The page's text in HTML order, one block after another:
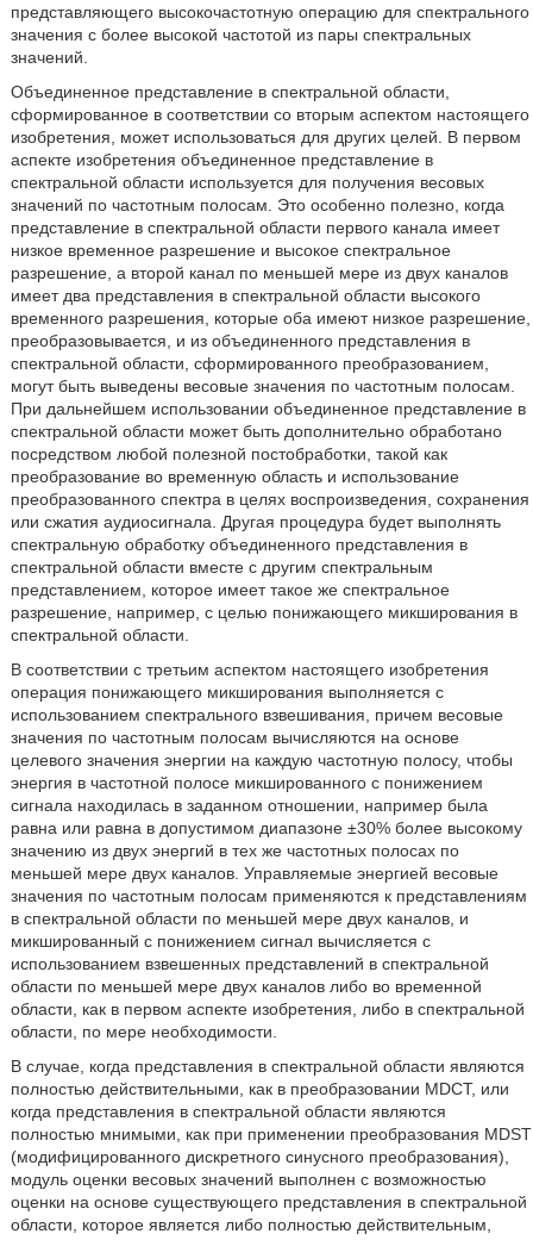
представляющего высокочастотную операцию для спектрального
значения с более высокой частотой из пары спектральных
значений.
Объединенное представление в спектральной области,
сформированное в соответствии со вторым аспектом настоящего
изобретения, может использоваться для других целей. В первом
аспекте изобретения объединенное представление в
спектральной области используется для получения весовых
значений по частотным полосам. Это особенно полезно, когда
представление в спектральной области первого канала имеет
низкое временное разрешение и высокое спектральное
разрешение, а второй канал по меньшей мере из двух каналов
имеет два представления в спектральной области высокого
временного разрешения, которые оба имеют низкое разрешение,
преобразовывается, и из объединенного представления в
спектральной области, сформированного преобразованием,
могут быть выведены весовые значения по частотным полосам.
При дальнейшем использовании объединенное представление в
спектральной области может быть дополнительно обработано
посредством любой полезной постобработки, такой как
преобразование во временную область и использование
преобразованного спектра в целях воспроизведения, сохранения
или сжатия аудиосигнала. Другая процедура будет выполнять
спектральную обработку объединенного представления в
спектральной области вместе с другим спектральным
представлением, которое имеет такое же спектральное
разрешение, например, с целью понижающего микширования в
спектральной области.
В соответствии с третьим аспектом настоящего изобретения
операция понижающего микширования выполняется с
использованием спектрального взвешивания, причем весовые
значения по частотным полосам вычисляются на основе
целевого значения энергии на каждую частотную полосу, чтобы
энергия в частотной полосе микшированного с понижением
сигнала находилась в заданном отношении, например была
равна или равна в допустимом диапазоне ±30% более высокому
значению из двух энергий в тех же частотных полосах по
меньшей мере двух каналов. Управляемые энергией весовые
значения по частотным полосам применяются к представлениям
в спектральной области по меньшей мере двух каналов, и
микшированный с понижением сигнал вычисляется с
использованием взвешенных представлений в спектральной
области по меньшей мере двух каналов либо во временной
области, как в первом аспекте изобретения, либо в спектральной
области, по мере необходимости.
В случае, когда представления в спектральной области являются
полностью действительными, как в преобразовании MDCT, или
когда представления в спектральной области являются
полностью мнимыми, как при применении преобразования MDST
(модифицированного дискретного синусного преобразования),
модуль оценки весовых значений выполнен с возможностью
оценки на основе существующего представления в спектральной
области, которое является либо полностью действительным,